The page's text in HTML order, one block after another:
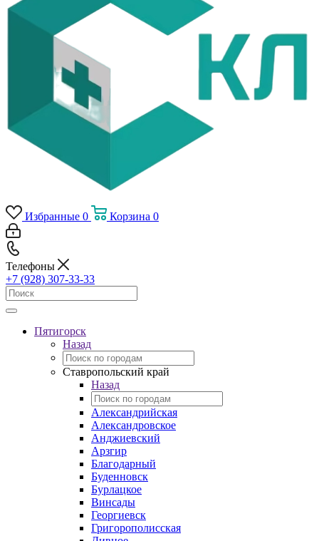
Избранные 0 Корзина 0
Телефоны
+7 (928) 307-33-33
Пятигорск
Назад
Ставропольский край
Назад
Александрийская
Александровское
Анджиевский
Арзгир
Благодарный
Буденновск
Бурлацкое
Винсады
Георгиевск
Григорополисская